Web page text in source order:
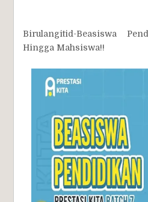
Birulangitid-Beasiswa
Hingga Mahsiswa!!